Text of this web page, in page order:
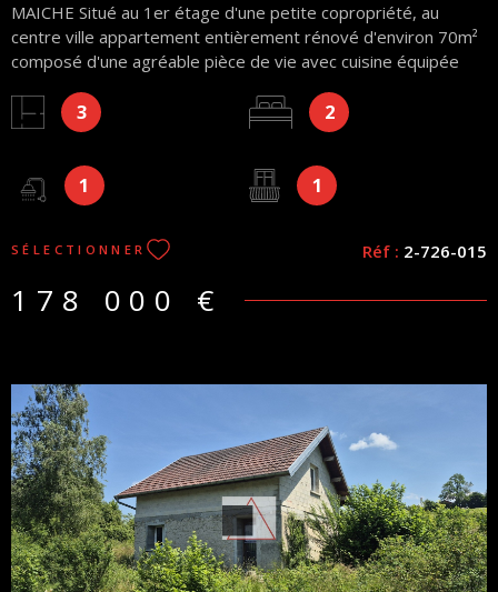
MAICHE Situé au 1er étage d'une petite copropriété, au
centre ville appartement entièrement rénové d'environ 70m²
composé d'une agréable pièce de vie avec cuisine équipée
chambres, une salle d'eau avec WC, un coin lingerie, un
dégagement-entrée. Chauffage individuel électrique, faible
informations sur les risques auxquels ce bien est exposé sont
disponibles sur le site Géorisques
3 2
1 1
SÉLECTIONNER Réf : 2-726-015
178 000 €
VOIR LE BIEN